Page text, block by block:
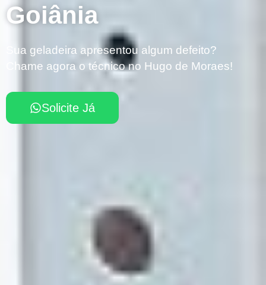
Goiânia
Sua geladeira apresentou algum defeito?
Chame agora o técnico no Hugo de Moraes!
Solicite Já